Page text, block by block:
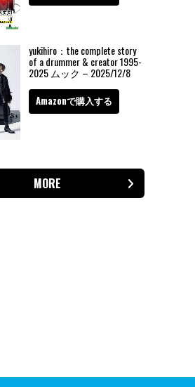
yukihiro：the complete story
of a drummer & creator 1995-
2025 ムック – 2025/12/8
Amazonで購入する
MORE